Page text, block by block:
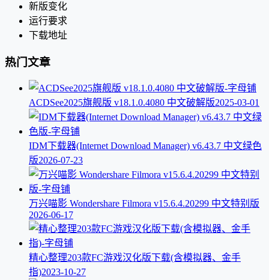
新版变化
运行要求
下载地址
热门文章
ACDSee2025旗舰版 v18.1.0.4080 中文破解版2025-03-01
IDM下载器(Internet Download Manager) v6.43.7 中文绿色
版2026-07-23
万兴喵影 Wondershare Filmora v15.6.4.20299 中文特别版
2026-06-17
精心整理203款FC游戏汉化版下载(含模拟器、金手
指)2023-10-27